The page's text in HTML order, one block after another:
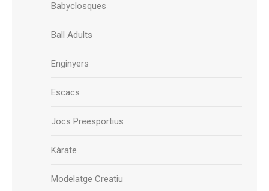
Babyclosques
Ball Adults
Enginyers
Escacs
Jocs Preesportius
Kàrate
Modelatge Creatiu